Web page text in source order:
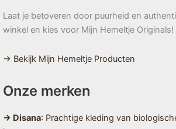
Laat je betoveren door puurheid en
winkel en kies voor Mijn Hemeltje Originals!
→ Bekijk Mijn Hemeltje Producten
Onze merken
→ Disana: Prachtige kleding van